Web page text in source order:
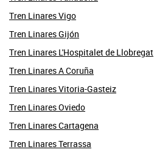
Tren Linares Vigo
Tren Linares Gijón
Tren Linares L'Hospitalet de Llobregat
Tren Linares A Coruña
Tren Linares Vitoria-Gasteiz
Tren Linares Oviedo
Tren Linares Cartagena
Tren Linares Terrassa